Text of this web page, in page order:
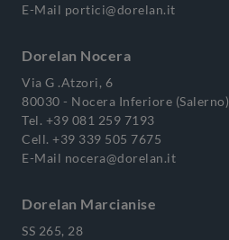
E-Mail portici@dorelan.it
Dorelan Nocera
Via G .Atzori, 6
80030 - Nocera Inferiore (Salerno)
Tel. +39 081 259 7193
Cell. +39 339 505 7675
E-Mail nocera@dorelan.it
Dorelan Marcianise
SS 265, 28